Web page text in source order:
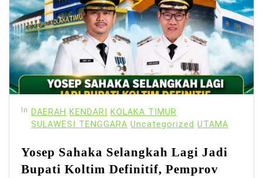
In DAERAH KENDARI
KOLAKA TIMUR
SULAWESI TENGGARA Uncategorized UTAMA
Yosep Sahaka Selangkah Lagi Jadi
Bupati Koltim Definitif, Pemprov